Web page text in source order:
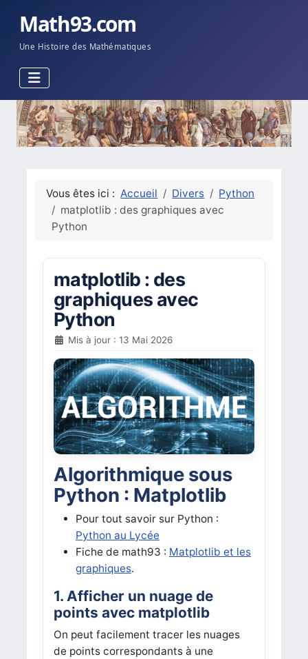
Math93.com
Une Histoire des Mathématiques
Vous êtes ici : Accueil Divers
Python
matplotlib : des graphiques avec
Python
matplotlib : des
graphiques avec
Python
Mis à jour : 13 Mai 2026
Algorithmique sous
Python : Matplotlib
Pour tout savoir sur Python :
Python au Lycée
Fiche de math93 : Matplotlib et les
graphiques.
1. Afficher un nuage de
points avec matplotlib
On peut facilement tracer les nuages
de points correspondants à une